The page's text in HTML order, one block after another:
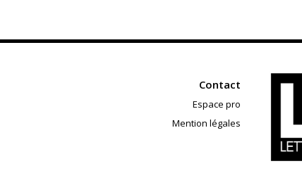
Contact
Espace pro
Mention légales